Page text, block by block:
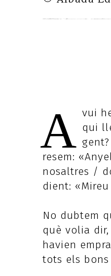
A vui
qui
resem:
nosaltres /
dient:
No dubtem
què volia
havien
tots els bons